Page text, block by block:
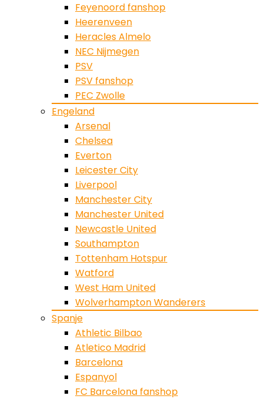
Feyenoord fanshop
Heerenveen
Heracles Almelo
NEC Nijmegen
PSV
PSV fanshop
PEC Zwolle
Engeland
Arsenal
Chelsea
Everton
Leicester City
Liverpool
Manchester City
Manchester United
Newcastle United
Southampton
Tottenham Hotspur
Watford
West Ham United
Wolverhampton Wanderers
Spanje
Athletic Bilbao
Atletico Madrid
Barcelona
Espanyol
FC Barcelona fanshop